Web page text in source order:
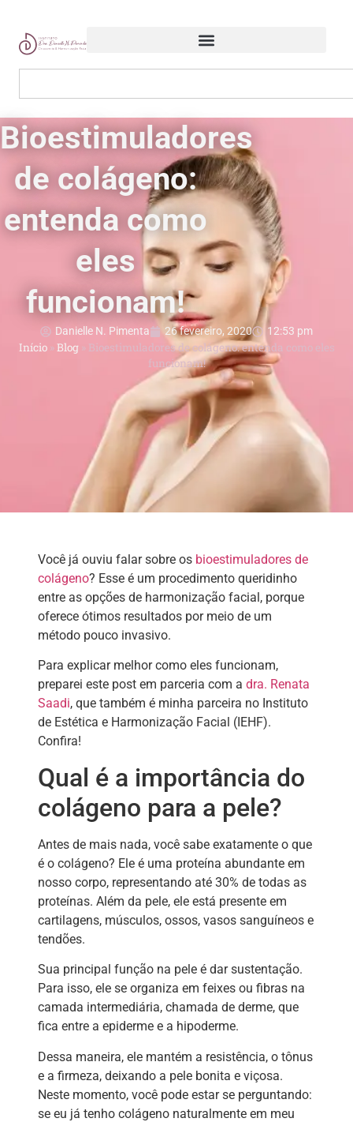
Bioestimuladores
de colágeno:
entenda como
eles
funcionam!
Danielle N. Pimenta 26 fevereiro, 2020 12:53 pm
Início» Blog» Bioestimuladores de colágeno: entenda como eles
funcionam!
Você já ouviu falar sobre os bioestimuladores de
colágeno? Esse é um procedimento queridinho
entre as opções de harmonização facial, porque
oferece ótimos resultados por meio de um
método pouco invasivo.
Para explicar melhor como eles funcionam,
preparei este post em parceria com a dra. Renata
Saadi, que também é minha parceira no Instituto
de Estética e Harmonização Facial (IEHF).
Confira!
Qual é a importância do
colágeno para a pele?
Antes de mais nada, você sabe exatamente o que
é o colágeno? Ele é uma proteína abundante em
nosso corpo, representando até 30% de todas as
proteínas. Além da pele, ele está presente em
cartilagens, músculos, ossos, vasos sanguíneos e
tendões.
Sua principal função na pele é dar sustentação.
Para isso, ele se organiza em feixes ou fibras na
camada intermediária, chamada de derme, que
fica entre a epiderme e a hipoderme.
Dessa maneira, ele mantém a resistência, o tônus
e a firmeza, deixando a pele bonita e viçosa.
Neste momento, você pode estar se perguntando:
se eu já tenho colágeno naturalmente em meu